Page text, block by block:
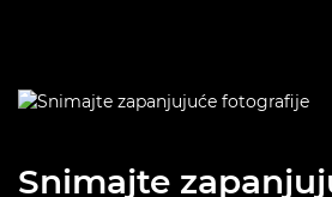
Snimajte